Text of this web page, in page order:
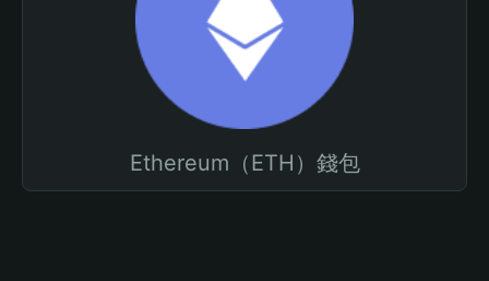
Ethereum（ETH）錢包